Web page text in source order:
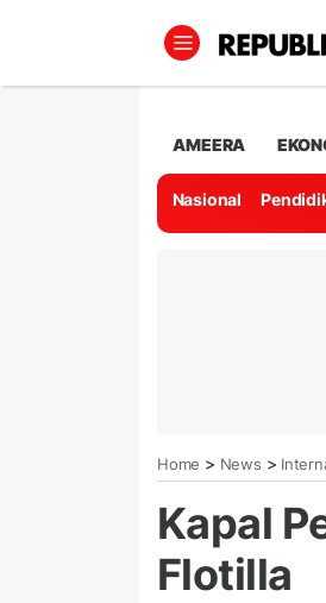
AMEERA
Nasional
Home > News >
Kapal
Flotilla